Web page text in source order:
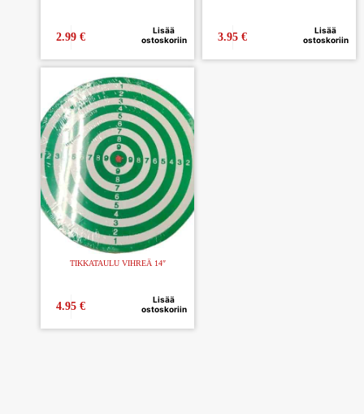
2.99€
Lisää
ostoskoriin
3.95€
Lisää
ostoskoriin
TIKKATAULU VIHREÄ 14″
4.95€
Lisää
ostoskoriin